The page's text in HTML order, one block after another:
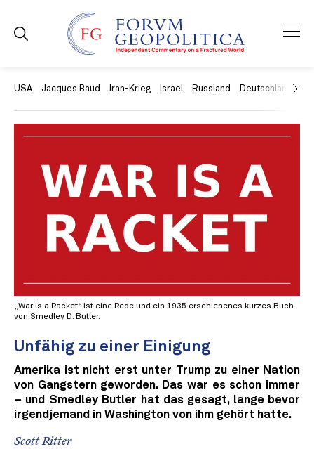
USA Jacques Baud Iran-Krieg Israel Russland Deutschland
„War Is a Racket“ ist eine Rede und ein 1935 erschienenes kurzes Buch
von Smedley D. Butler.
Unfähig zu einer Einigung
Amerika ist nicht erst unter Trump zu einer Nation
von Gangstern geworden. Das war es schon immer
– und Smedley Butler hat das gesagt, lange bevor
irgendjemand in Washington von ihm gehört hatte.
Scott Ritter